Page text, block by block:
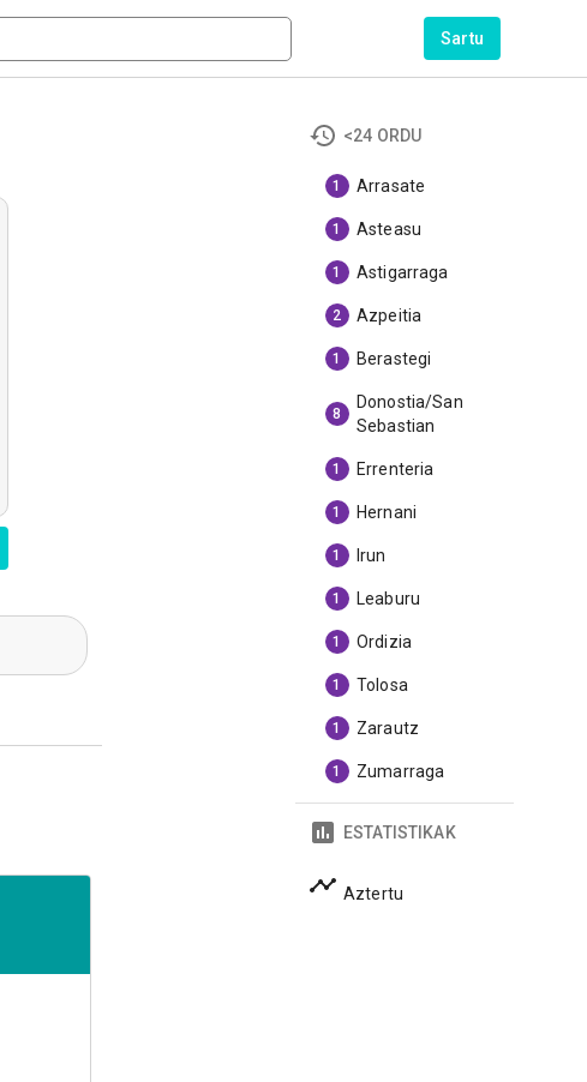
Sartu
<24 ORDU
1 Arrasate
1 Asteasu
1 Astigarraga
2 Azpeitia
1 Berastegi
8
Donostia/San
Sebastian
1 Errenteria
1 Hernani
1 Irun
1 Leaburu
1 Ordizia
1 Tolosa
1 Zarautz
1 Zumarraga
ESTATISTIKAK
Aztertu